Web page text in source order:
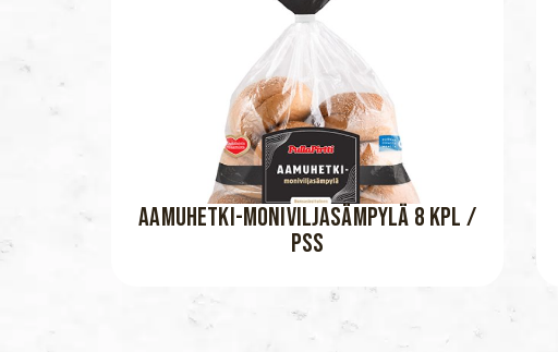
AAMUHETKI-MONIVILJASÄMPYLÄ 8 KPL /
PSS